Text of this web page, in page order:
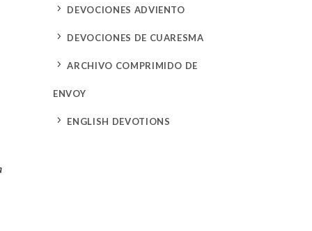
5 DEVOCIONES ADVIENTO
5 DEVOCIONES DE CUARESMA
5 ARCHIVO COMPRIMIDO DE
ENVOY
5 ENGLISH DEVOTIONS